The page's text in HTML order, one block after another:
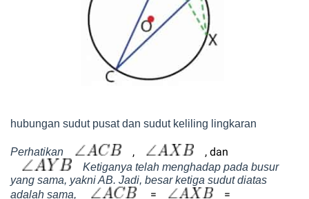
hubungan sudut pusat dan sudut keliling lingkaran
Perhatikan , , dan
Ketiganya telah menghadap pada busur
yang sama, yakni AB. Jadi, besar ketiga sudut diatas
adalah sama,
= =